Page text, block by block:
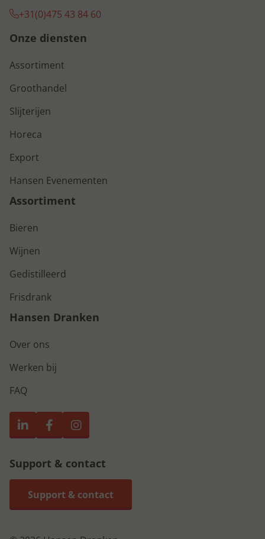
+31(0)475 43 84 60
Onze diensten
Assortiment
Groothandel
Slijterijen
Horeca
Export
Hansen Evenementen
Assortiment
Bieren
Wijnen
Gedistilleerd
Frisdrank
Hansen Dranken
Over ons
Werken bij
FAQ
Support & contact
Support & contact